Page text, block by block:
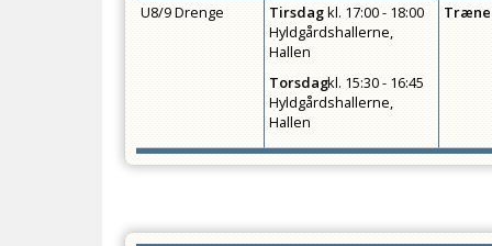
U8/9 Drenge
Tirsdagkl. 17:00 - 18:00
Hyldgårdshallerne,
Hallen
Torsdagkl. 15:30 - 16:45
Hyldgårdshallerne,
Hallen